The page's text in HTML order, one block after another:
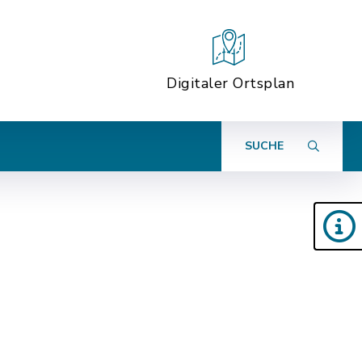
Digitaler Ortsplan
SUCHE